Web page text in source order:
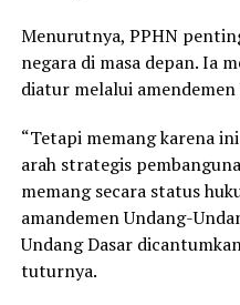
Menurutnya, PPHN
negara di masa depan. Ia
diatur melalui amendemen
“Tetapi memang karena
arah strategis
memang secara status
amandemen Undang-
Undang Dasar
tuturnya.